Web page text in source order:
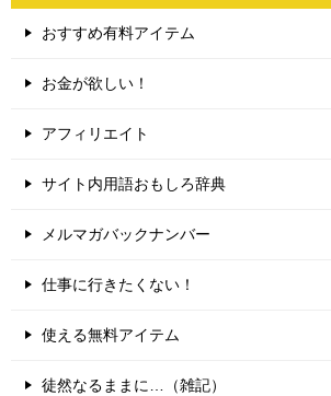
おすすめ有料アイテム
お金が欲しい！
アフィリエイト
サイト内用語おもしろ辞典
メルマガバックナンバー
仕事に行きたくない！
使える無料アイテム
徒然なるままに…（雑記）